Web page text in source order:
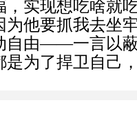
，实现想吃啥就
为他要抓我去坐
自由——一言以
是为了捍卫自己